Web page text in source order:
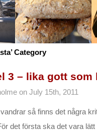
Category
3 – lika gott som
on July 15th, 2011
så finns det några
det första ska det vara